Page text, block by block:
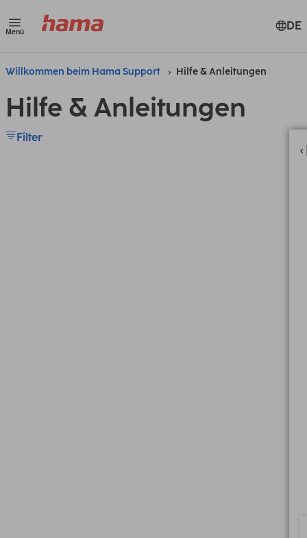
Menü DE
Willkommen beim Hama Support Hilfe & Anleitungen
Hilfe & Anleitungen
Filter